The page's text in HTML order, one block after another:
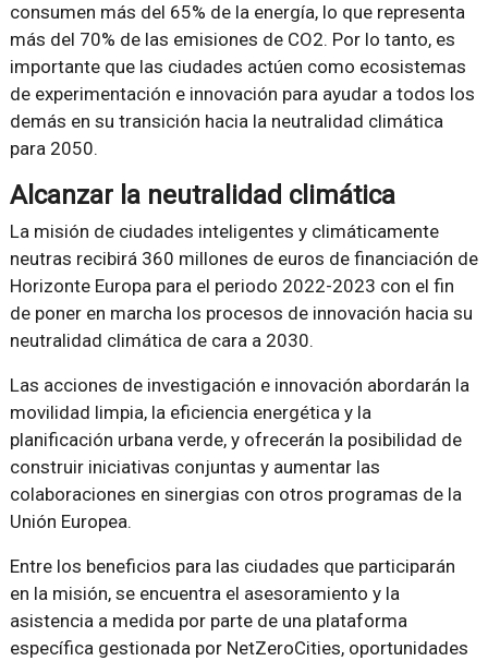
consumen más del 65% de la energía, lo que representa
más del 70% de las emisiones de CO2. Por lo tanto, es
importante que las ciudades actúen como ecosistemas
de experimentación e innovación para ayudar a todos los
demás en su transición hacia la neutralidad climática
para 2050.
Alcanzar la neutralidad climática
La misión de ciudades inteligentes y climáticamente
neutras recibirá 360 millones de euros de financiación de
Horizonte Europa para el periodo 2022-2023 con el fin
de poner en marcha los procesos de innovación hacia su
neutralidad climática de cara a 2030.
Las acciones de investigación e innovación abordarán la
movilidad limpia, la eficiencia energética y la
planificación urbana verde, y ofrecerán la posibilidad de
construir iniciativas conjuntas y aumentar las
colaboraciones en sinergias con otros programas de la
Unión Europea.
Entre los beneficios para las ciudades que participarán
en la misión, se encuentra el asesoramiento y la
asistencia a medida por parte de una plataforma
específica gestionada por NetZeroCities, oportunidades